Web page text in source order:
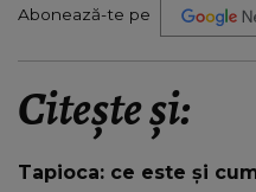
Abonează-te pe
Citește și:
Tapioca: ce este și